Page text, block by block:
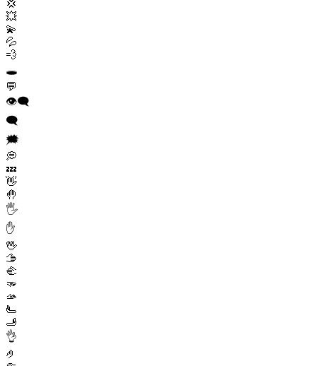
💢
💥
💫
💦
💨
🕳️
💬
👁️‍🗨️
🗨️
🗯️
💭
💤
👋
🤚
🖐️
✋
🖖
🫱
🫲
🫳
🫴
🫷
🫸
👌
🤌